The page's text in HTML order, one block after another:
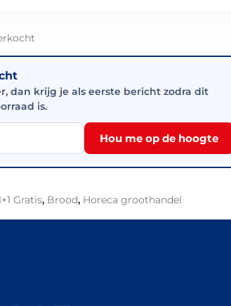
dan krijg je als eerste bericht zodra dit
is.
Hou me op de hoogte
Gratis, Brood, Horeca groothandel